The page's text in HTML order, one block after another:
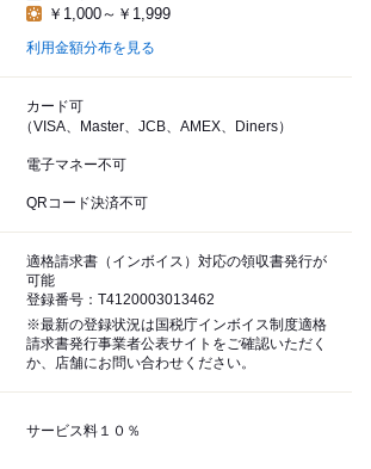
￥1,000～￥1,999
利用金額分布を見る
カード可
（VISA、Master、JCB、AMEX、Diners）
電子マネー不可
QRコード決済不可
適格請求書（インボイス）対応の領収書発行が
可能
登録番号：T4120003013462
※最新の登録状況は国税庁インボイス制度適格
請求書発行事業者公表サイトをご確認いただく
か、店舗にお問い合わせください。
サービス料１０％